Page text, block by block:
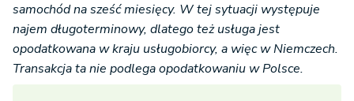
samochód na sześć miesięcy. W tej sytuacji występuje
najem długoterminowy, dlatego też usługa jest
opodatkowana w kraju usługobiorcy, a więc w Niemczech.
Transakcja ta nie podlega opodatkowaniu w Polsce.